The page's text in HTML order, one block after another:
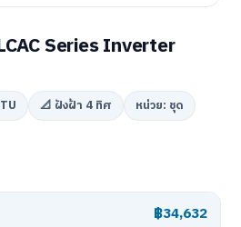
Series Inverter
📐 ฝังฝ้า 4 ทิศ หน่วย: ชุด
฿34,632